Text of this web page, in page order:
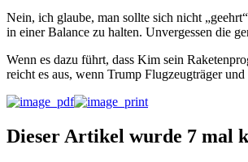
Nein, ich glaube, man sollte sich nicht
in einer Balance zu halten. Unvergessen die
Wenn es dazu führt, dass Kim sein
reicht es aus, wenn Trump Flugzeugträger
Dieser Artikel wurde 7 mal